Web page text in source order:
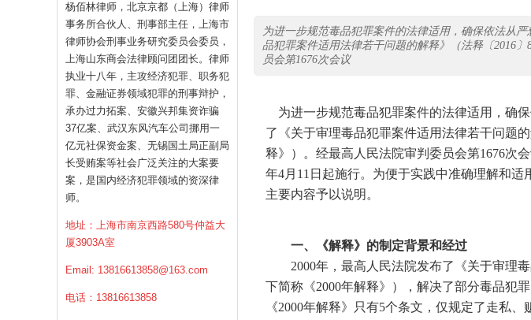
杨佰林律师，北京京都（上海）律师
事务所合伙人、刑事部主任，上海市
律师协会刑事业务研究委员会委员，
上海山东商会法律顾问团团长。律师
执业十八年，主攻经济犯罪、职务犯
罪、金融证券领域犯罪的刑事辩护，
承办过力拓案、安徽兴邦集资诈骗
37亿案、武汉东风汽车公司挪用一
亿元社保资金案、无锡国土局正副局
长受贿案等社会广泛关注的大案要
案，是国内经济犯罪领域的资深律
师。
地址：上海市南京西路580号仲益大
厦3903A室
Email: 13816613858@163.com
电话：13816613858
为进一步规范毒品犯罪案件的法律适用，确保依法从
品犯罪案件适用法律若干问题的解释》（法释〔2016
员会第1676次会议
为进一步规范毒品犯罪案件的法律适用，确
了《关于审理毒品犯罪案件适用法律若干问题
释》）。经最高人民法院审判委员会第1676次
年4月11日起施行。为便于实践中准确理解和
主要内容予以说明。
一、《解释》的制定背景和经过
2000年，最高人民法院发布了《关于审理毒
下简称《2000年解释》），解决了部分毒品犯
《2000年解释》只有5个条文，仅规定了走私